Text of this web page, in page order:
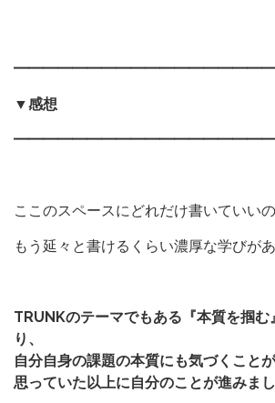
▼感想
ここのスペースにどれだけ書いていい
もう延々と書けるくらい濃厚な学びが
TRUNKのテーマでもある『本質を掴む
り、
自分自身の課題の本質にも気づくことが
思っていた以上に自分のことが進みまし